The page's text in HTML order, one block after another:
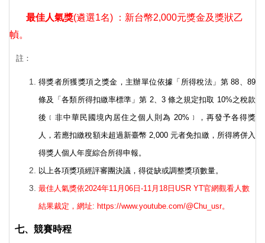
最佳人氣獎(遴選1名) ：新台幣2,000元獎金及獎狀乙
幀。
註：
得獎者所獲獎項之獎金，主辦單位依據「所得稅法」第 88、89
條及「各類所得扣繳率標準」第 2、3 條之規定扣取 10%之稅款
後﹝非中華民國境內居住之個人則為 20%﹞，再發予各得獎
人，若應扣繳稅額未超過新臺幣 2,000 元者免扣繳，所得將併入
得獎人個人年度綜合所得申報。
以上各項獎項經評審團決議，得從缺或調整獎項數量。
最佳人氣獎依2024年11月06日-11月18日 USR YT官網觀看人數
結果裁定，網址: https://www.youtube.com/@Chu_usr。
七、競賽時程